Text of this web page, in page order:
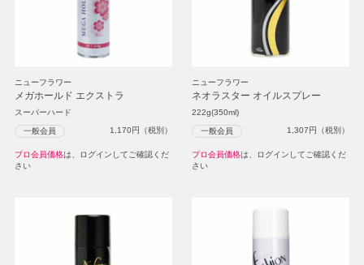
ニューフラワー
メガホールド エクストラ
スーパーハード
一般会員 1,170円（税別）
プロ会員価格は、ログインしてご確認くだ
さい
ニューフラワー
ネオラスター オイルスプレー
222g(350ml)
一般会員 1,307円（税別）
プロ会員価格は、ログインしてご確認くだ
さい